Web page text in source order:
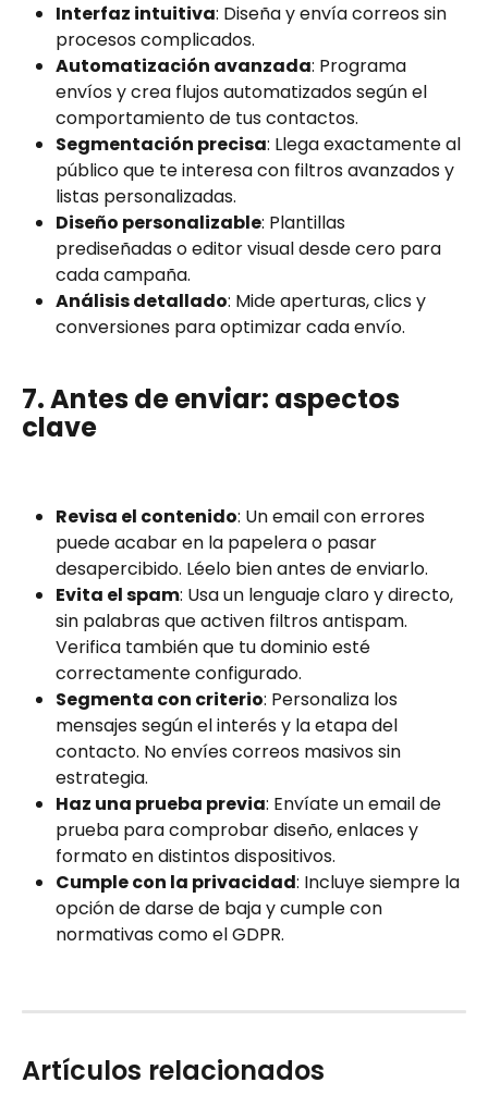
Interfaz intuitiva: Diseña y envía correos sin
procesos complicados.
Automatización avanzada: Programa
envíos y crea flujos automatizados según el
comportamiento de tus contactos.
Segmentación precisa: Llega exactamente al
público que te interesa con filtros avanzados y
listas personalizadas.
Diseño personalizable: Plantillas
prediseñadas o editor visual desde cero para
cada campaña.
Análisis detallado: Mide aperturas, clics y
conversiones para optimizar cada envío.
7. Antes de enviar: aspectos
clave
Revisa el contenido: Un email con errores
puede acabar en la papelera o pasar
desapercibido. Léelo bien antes de enviarlo.
Evita el spam: Usa un lenguaje claro y directo,
sin palabras que activen filtros antispam.
Verifica también que tu dominio esté
correctamente configurado.
Segmenta con criterio: Personaliza los
mensajes según el interés y la etapa del
contacto. No envíes correos masivos sin
estrategia.
Haz una prueba previa: Envíate un email de
prueba para comprobar diseño, enlaces y
formato en distintos dispositivos.
Cumple con la privacidad: Incluye siempre la
opción de darse de baja y cumple con
normativas como el GDPR.
Artículos relacionados